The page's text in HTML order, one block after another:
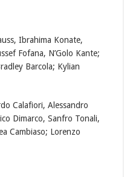
Ibrahima Konate,
Fofana, N’Golo Kante;
Barcola; Kylian
Calafiori, Alessandro
Dimarco, Sanfro Tonali,
Cambiaso; Lorenzo